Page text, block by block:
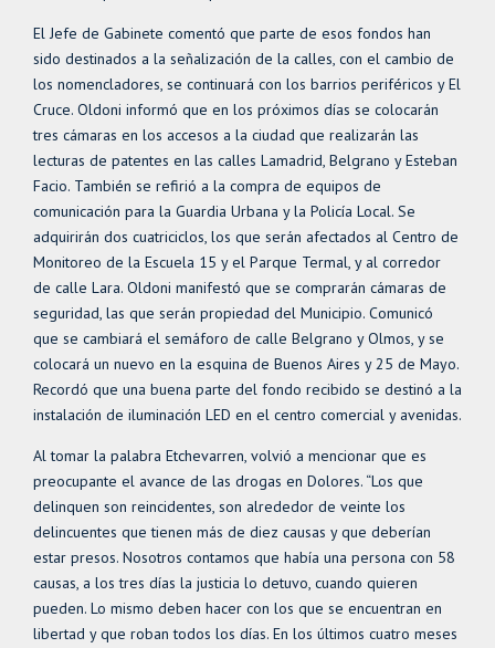
El Jefe de Gabinete comentó que parte de esos fondos han
sido destinados a la señalización de la calles, con el cambio de
los nomencladores, se continuará con los barrios periféricos y El
Cruce. Oldoni informó que en los próximos días se colocarán
tres cámaras en los accesos a la ciudad que realizarán las
lecturas de patentes en las calles Lamadrid, Belgrano y Esteban
Facio. También se refirió a la compra de equipos de
comunicación para la Guardia Urbana y la Policía Local. Se
adquirirán dos cuatriciclos, los que serán afectados al Centro de
Monitoreo de la Escuela 15 y el Parque Termal, y al corredor
de calle Lara. Oldoni manifestó que se comprarán cámaras de
seguridad, las que serán propiedad del Municipio. Comunicó
que se cambiará el semáforo de calle Belgrano y Olmos, y se
colocará un nuevo en la esquina de Buenos Aires y 25 de Mayo.
Recordó que una buena parte del fondo recibido se destinó a la
instalación de iluminación LED en el centro comercial y avenidas.
Al tomar la palabra Etchevarren, volvió a mencionar que es
preocupante el avance de las drogas en Dolores. “Los que
delinquen son reincidentes, son alrededor de veinte los
delincuentes que tienen más de diez causas y que deberían
estar presos. Nosotros contamos que había una persona con 58
causas, a los tres días la justicia lo detuvo, cuando quieren
pueden. Lo mismo deben hacer con los que se encuentran en
libertad y que roban todos los días. En los últimos cuatro meses